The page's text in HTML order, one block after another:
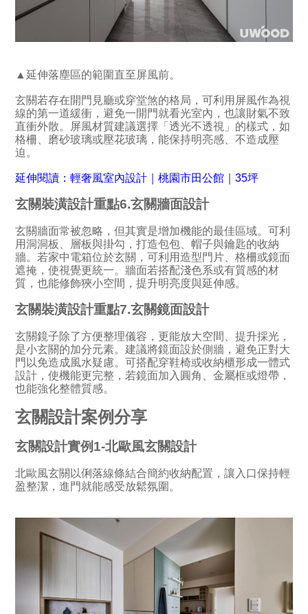
▲延伸落塵區的範圍直至屏風前。
玄關若存在開門見廳或穿堂煞的格局，可利用屏風作為視
線的第一道緩衝，避免一開門就看光室內，也讓財氣不致
直衝外散。屏風材質建議選擇「透光不透視」的樣式，如
格柵、磨砂玻璃或壓花玻璃，能保持明亮感、不造成壓
迫。
延伸閱讀：輕奢風室內設計｜桃園市田公館｜35坪
玄關裝潢設計重點6.玄關牆面設計
玄關牆面常被忽略，但其實是增加機能的最佳區域。可利
用洞洞板、層板與掛勾，打造包包、帽子與鑰匙的收納
牆。若家中電箱位於玄關，可利用造型門片、格柵或鏡面
遮掩，使視覺更統一。牆面若搭配淺色系或有質感的材
質，也能修飾狹小空間，提升明亮度與延伸感。
玄關裝潢設計重點7.玄關鏡面設計
玄關鏡子除了方便整理儀容，更能放大空間、提升採光，
是小玄關的加分元素。建議將鏡面設於側牆，避免正對大
門以免造成風水疑慮。可搭配穿鞋椅或收納櫃形成一體式
設計，使機能更完整，若鏡面加入圓角、金屬框或燈帶，
也能強化整體質感。
玄關設計案例分享
玄關設計實例1-北歐風玄關設計
北歐風玄關以俐落線條結合簡約收納配置，讓入口保持輕
盈整潔，進門就能感受放鬆氛圍。